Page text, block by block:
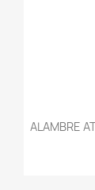
ALAMBRE